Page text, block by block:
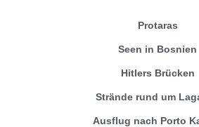
Protaras
Seen in Bosnien
Hitlers Brücken
Strände rund um
Ausflug nach Porto